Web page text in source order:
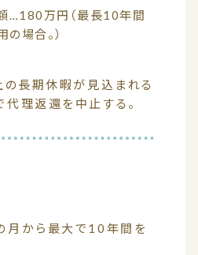
…180万円（最長10年間
場合。）
長期休暇が見込まれる
代理返還を中止する。
月から最大で10年間を